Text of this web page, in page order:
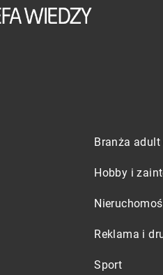
Branża
Hobby i
Reklama i
Sport